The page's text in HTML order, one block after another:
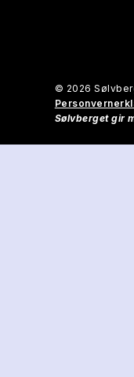
© 2026
Sølvberget gir